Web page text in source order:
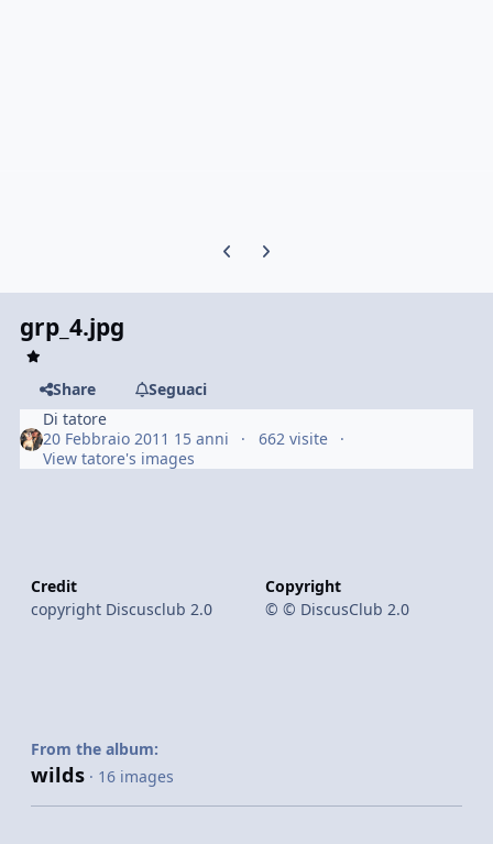
Previous carousel slide
Next carousel slide
grp_4.jpg
Share
Seguaci
Ditatore
20 Febbraio 2011 15 anni
662 visite
View tatore's images
Credit
copyright Discusclub 2.0
Copyright
© © DiscusClub 2.0
From the album:
wilds · 16 images